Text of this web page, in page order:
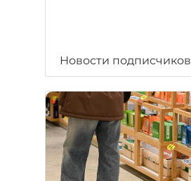
Новости подписчиков